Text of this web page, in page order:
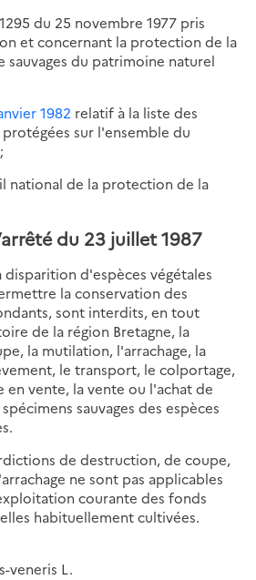
du 25 novembre 1977 pris
et concernant la protection de la
sauvages du patrimoine naturel
1982 relatif à la liste des
sur l'ensemble du
national de la protection de la
du 23 juillet 1987
d'espèces végétales
la conservation des
sont interdits, en tout
de la région Bretagne, la
la mutilation, l'arrachage, la
le transport, le colportage,
en vente, la vente ou l'achat de
sauvages des espèces
de destruction, de coupe,
ne sont pas applicables
courante des fonds
habituellement cultivées.
veneris L.